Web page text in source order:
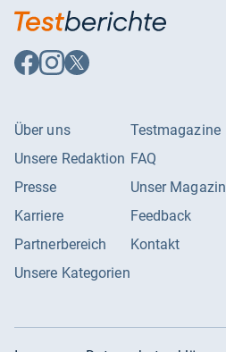
Auf
Facebook
Auf
Instagram
Auf
X
Über uns
Unsere Redaktion
Presse
Karriere
Partnerbereich
Unsere Kategorien
Testmagazine
FAQ
Unser Magazin
Feedback
Kontakt